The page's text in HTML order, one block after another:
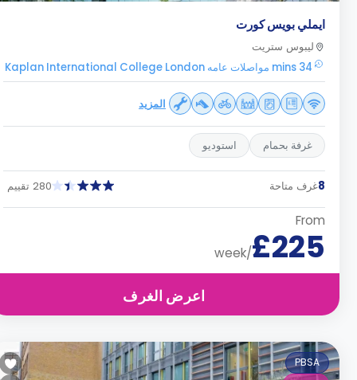
ايملي بويس كورت
ليبوس ستريت
34 mins مواصلات عامه Kaplan International College London
المزيد
غرفة بحمام استوديو
غرف متاحة 280 تقييم
From
£225
/week
اعرض الغرف
PBSA